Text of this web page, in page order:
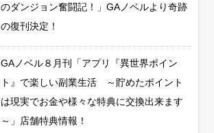
のダンジョン奮闘記！」GAノベルより奇跡
の復刊決定！
GAノベル８月刊「アプリ『異世界ポイン
ト』で楽しい副業生活 ～貯めたポイント
は現実でお金や様々な特典に交換出来ます
～」店舗特典情報！